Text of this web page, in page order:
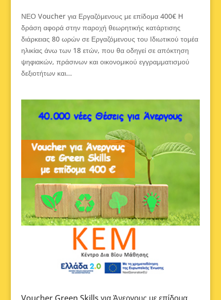
ΝΕΟ Voucher για Εργαζόμενους με επίδομα 400€ H
δράση αφορά στην παροχή θεωρητικής κατάρτισης
διάρκειας 80 ωρών σε Εργαζόμενους του Ιδιωτικού τομέα
ηλικίας άνω των 18 ετών, που θα οδηγεί σε απόκτηση
ψηφιακών, πράσινων και οικονομικού εγγραμματισμού
δεξιοτήτων και...